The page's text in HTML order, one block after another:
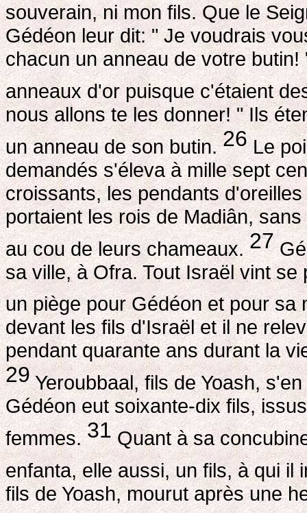
souverain, ni mon fils. Que le
Gédéon leur dit: " Je voudrais
chacun un anneau de votre
anneaux d'or puisque c'étaient
nous allons te les donner! " Ils
un anneau de son butin.26Le
demandés s'éleva à mille sept
croissants, les pendants
portaient les rois de Madiân,
au cou de leurs chameaux.27
sa ville, à Ofra. Tout Israël vint
un piège pour Gédéon et pour sa
devant les fils d'Israël et il ne
pendant quarante ans durant la
29Yeroubbaal, fils de Yoash,
Gédéon eut soixante-dix fils,
femmes.31Quant à sa
enfanta, elle aussi, un fils, à qui
fils de Yoash, mourut après une